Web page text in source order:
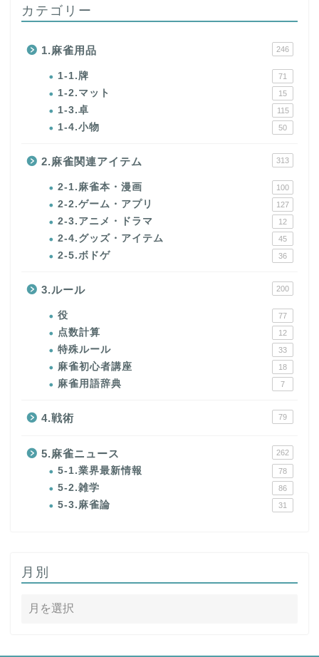
カテゴリー
1.麻雀用品 246
1-1.牌 71
1-2.マット 15
1-3.卓 115
1-4.小物 50
2.麻雀関連アイテム 313
2-1.麻雀本・漫画 100
2-2.ゲーム・アプリ 127
2-3.アニメ・ドラマ 12
2-4.グッズ・アイテム 45
2-5.ボドゲ 36
3.ルール 200
役 77
点数計算 12
特殊ルール 33
麻雀初心者講座 18
麻雀用語辞典 7
4.戦術 79
5.麻雀ニュース 262
5-1.業界最新情報 78
5-2.雑学 86
5-3.麻雀論 31
月別